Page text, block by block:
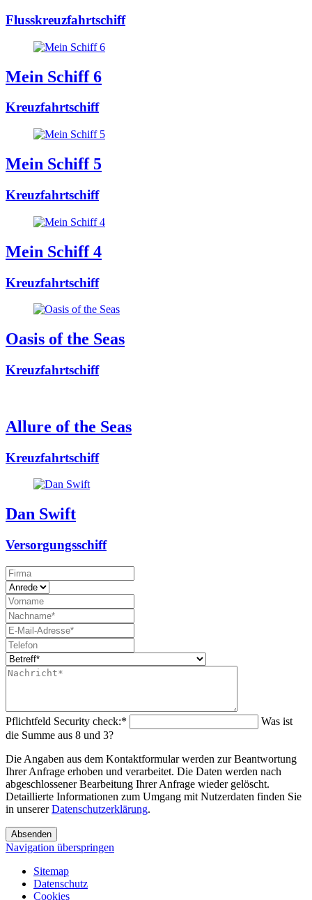
Flusskreuzfahrtschiff
Mein Schiff 6
Kreuzfahrtschiff
Mein Schiff 5
Kreuzfahrtschiff
Mein Schiff 4
Kreuzfahrtschiff
Oasis of the Seas
Kreuzfahrtschiff
Allure of the Seas
Kreuzfahrtschiff
Dan Swift
Versorgungsschiff
Pflichtfeld Security check:*
Was ist
die Summe aus 8 und 3?
Die Angaben aus dem Kontaktformular werden zur Beantwortung
Ihrer Anfrage erhoben und verarbeitet. Die Daten werden nach
abgeschlossener Bearbeitung Ihrer Anfrage wieder gelöscht.
Detaillierte Informationen zum Umgang mit Nutzerdaten finden Sie
in unsererDatenschutzerklärung.
Absenden
Navigation überspringen
Sitemap
Datenschutz
Cookies